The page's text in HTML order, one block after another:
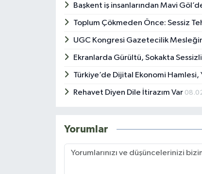
Başkent iş insanlarından Mavi
Toplum Çökmeden Önce: Sessiz
UGC Kongresi Gazetecilik
Ekranlarda Gürültü, Sokakta
Türkiye’de Dijital Ekonomi
Rehavet Diyen Dile İtirazım Var
Yorumlar